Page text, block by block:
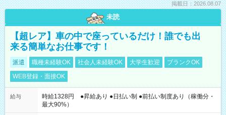
掲載日：2026.08.07
未読
【超レア】車の中で座っているだけ！誰でも出
来る簡単なお仕事です！
派遣 職種未経験OK 社会人未経験OK 大学生歓迎
ブランクOK
WEB登録・面接OK
給与
時給1328円 ●昇給あり ●日払い制 ●前払い制度あり（稼働分・
最大90%）